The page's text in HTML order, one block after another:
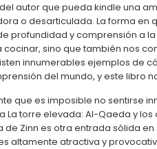
autor que pueda kindle una
o desarticulada. La forma en
profundidad y comprensión a
sino que también nos
innumerables ejemplos de
del mundo, y este libro
que es imposible no sentirse
La torre elevada: Al-Qaeda y
de Zinn es otra entrada sólida
altamente atractiva y